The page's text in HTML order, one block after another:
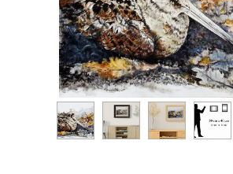
BECASSE
COMMANDE
L'ARTISTE.
NEWS
CONTACT